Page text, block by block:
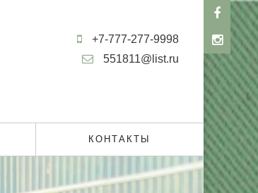
+7-777-277-9998
551811@list.ru
КОНТАКТЫ